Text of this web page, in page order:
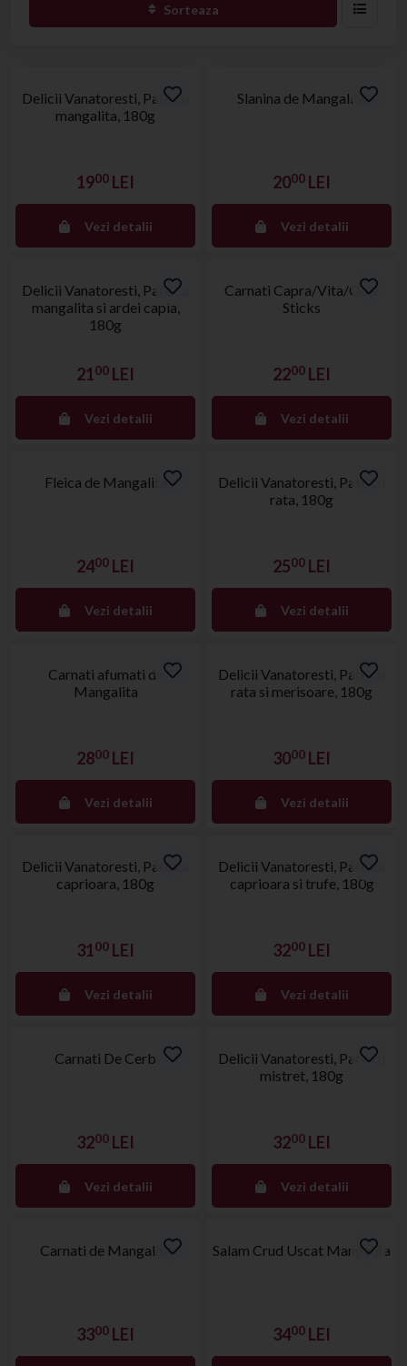
Sorteaza
Delicii Vanatoresti, Pate cu
mangalita, 180g
1900 LEI
Vezi detalii
Slanina de Mangalita
2000 LEI
Vezi detalii
Stoc epuizat
Delicii Vanatoresti, Pate cu
mangalita si ardei capia,
180g
2100 LEI
Vezi detalii
Stoc epuizat
Carnati Capra/Vita/Oaie
Sticks
2200 LEI
Vezi detalii
Stoc epuizat
Fleica de Mangalita
2400 LEI
Vezi detalii
Stoc epuizat
Delicii Vanatoresti, Pate cu
rata, 180g
2500 LEI
Vezi detalii
Stoc epuizat
Carnati afumati de
Mangalita
2800 LEI
Vezi detalii
Stoc epuizat
Delicii Vanatoresti, Pate cu
rata si merisoare, 180g
3000 LEI
Vezi detalii
Stoc epuizat
Delicii Vanatoresti, Pate cu
caprioara, 180g
3100 LEI
Vezi detalii
Stoc epuizat
Delicii Vanatoresti, Pate cu
caprioara si trufe, 180g
3200 LEI
Vezi detalii
Stoc epuizat
Carnati De Cerb
3200 LEI
Vezi detalii
Stoc epuizat
Delicii Vanatoresti, Pate cu
mistret, 180g
3200 LEI
Vezi detalii
Stoc epuizat
Carnati de Mangalita
3300 LEI
Stoc epuizat
Salam Crud Uscat Mangalita
3400 LEI